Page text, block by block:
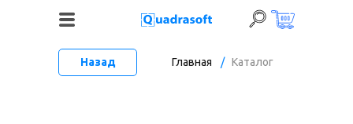
Назад Главная / Каталог